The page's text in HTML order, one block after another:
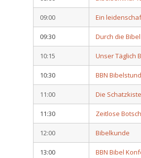
09:00 Ein
09:30 Durch die Bibel
10:15 Unser Täglich
10:30 BBN
11:00 Die Schatzkiste
11:30 Zeitlose
12:00 Bibelkunde
13:00 BBN Bibel